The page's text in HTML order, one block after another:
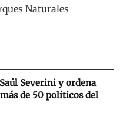
Naturales
Severini y ordena
de 50 políticos del